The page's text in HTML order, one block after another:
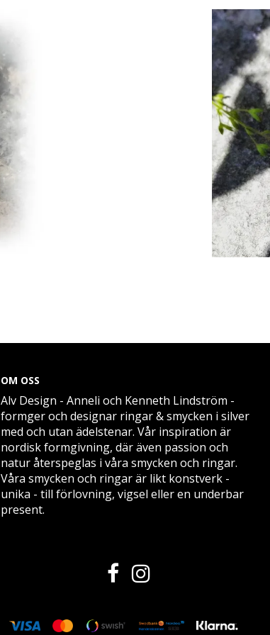
OM OSS
Alv Design - Anneli och Kenneth Lindström -
formger och designar ringar & smycken i silver
med och utan ädelstenar. Vår inspiration är
nordisk formgivning, där även passion och
natur återspeglas i våra smycken och ringar.
Våra smycken och ringar är likt konstverk -
unika - till förlovning, vigsel eller en underbar
present.